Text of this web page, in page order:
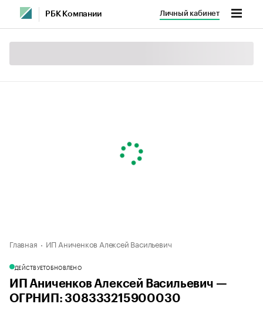
РБК Компании Личный кабинет
Главная ИП Аниченков Алексей Васильевич
ДЕЙСТВУЕТОБНОВЛЕНО
ИП Аниченков Алексей Васильевич —
ОГРНИП: 308333215900030